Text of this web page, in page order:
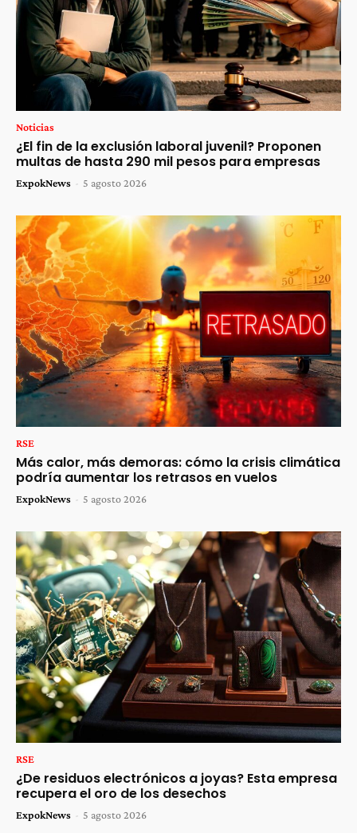
Noticias
¿El fin de la exclusión laboral juvenil? Proponen
multas de hasta 290 mil pesos para empresas
ExpokNews - 5 agosto 2026
RSE
Más calor, más demoras: cómo la crisis climática
podría aumentar los retrasos en vuelos
ExpokNews - 5 agosto 2026
RSE
¿De residuos electrónicos a joyas? Esta empresa
recupera el oro de los desechos
ExpokNews - 5 agosto 2026